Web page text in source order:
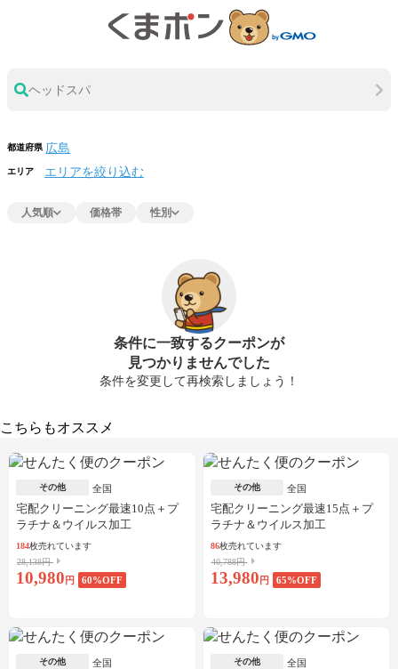
ヘッドスパ
都道府県
エリア エリアを絞り込む
人気順 価格帯 性別
条件に一致するクーポンが
見つかりませんでした
条件を変更して再検索しましょう！
こちらもオススメ
その他 全国
宅配クリーニング最速10点＋プ
ラチナ＆ウイルス加工
184枚売れています
28,138円
10,980 円 60%OFF
その他 全国
宅配クリーニング最速15点＋プ
ラチナ＆ウイルス加工
86枚売れています
40,788円
13,980 円 65%OFF
その他 全国 その他 全国